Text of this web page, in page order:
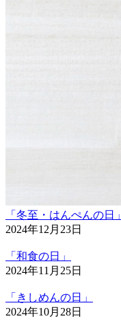
「冬至・はんぺんの日」
2024年12月23日
「和食の日」
2024年11月25日
「きしめんの日」
2024年10月28日